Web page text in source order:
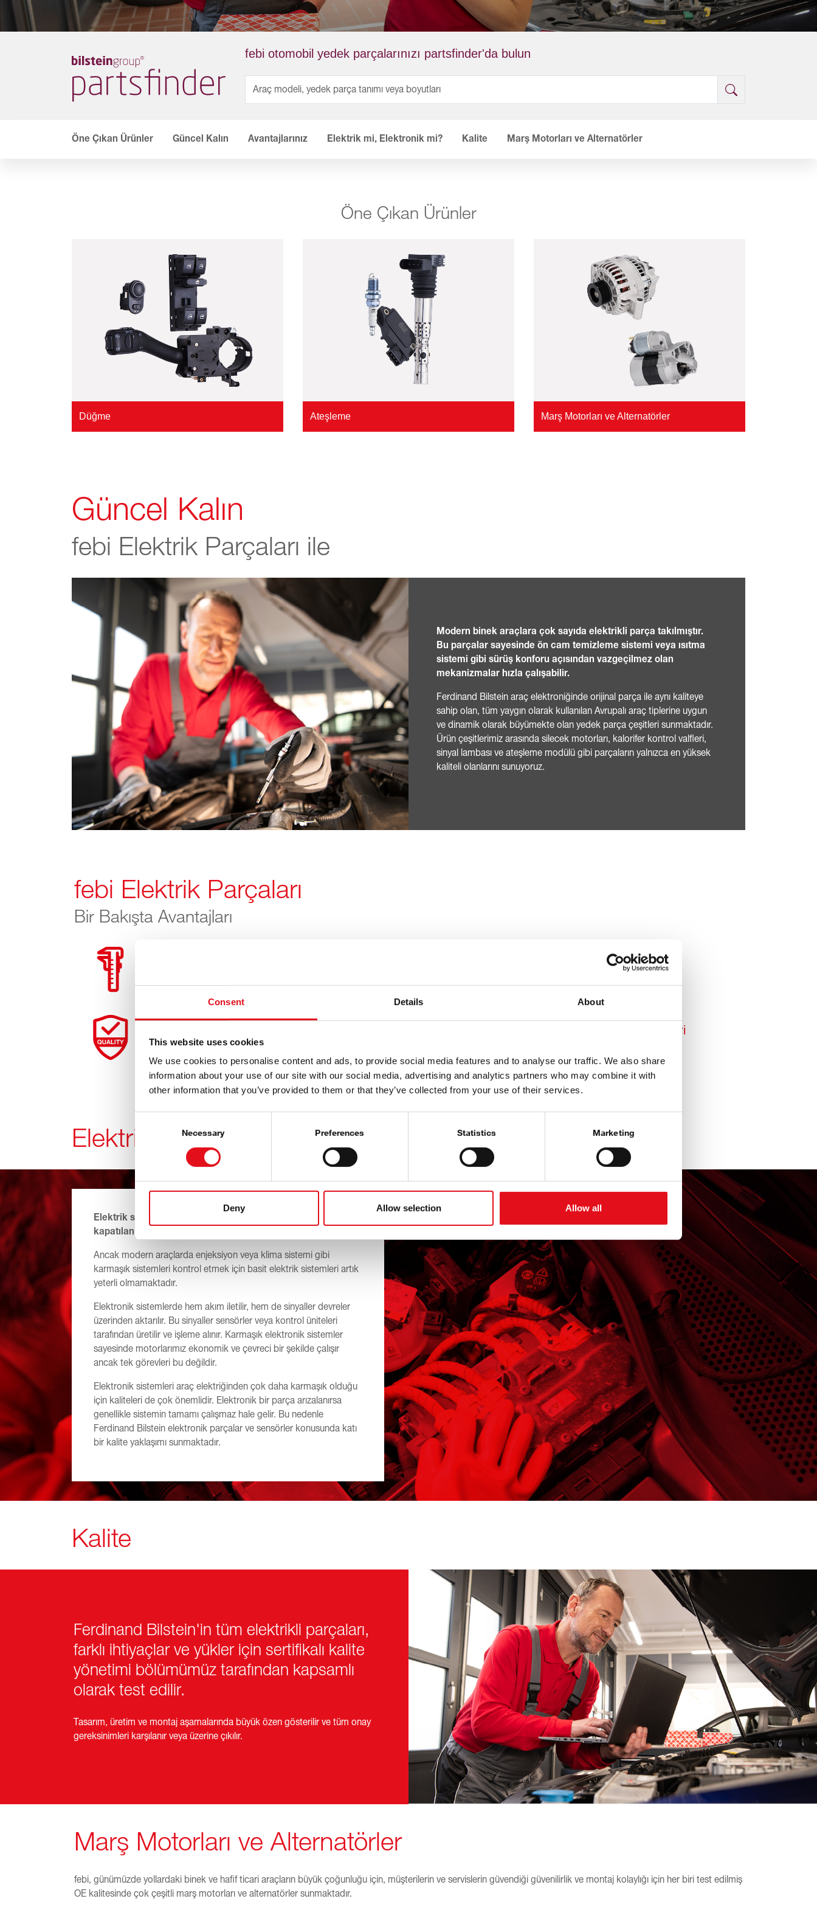
Consent Details About
This website uses cookies
We use cookies to personalise content and ads, to provide social media features and to analyse our traffic. We also share
information about your use of our site with our social media, advertising and analytics partners who may combine it with
other information that you’ve provided to them or that they’ve collected from your use of their services.
Selection
Necessary Preferences Statistics Marketing
Deny Allow selection Allow all
febi otomobil yedek parçalarınızı partsfinder'da bulun
Öne Çıkan Ürünler Güncel Kalın Avantajlarınız Elektrik mi, Elektronik mi? Kalite Marş Motorları ve Alternatörler
Öne Çıkan Ürünler
Düğme Ateşleme Marş Motorları ve Alternatörler
Güncel Kalın
febi Elektrik Parçaları ile
Modern binek araçlara çok sayıda elektrikli parça takılmıştır.
Bu parçalar sayesinde ön cam temizleme sistemi veya ısıtma
sistemi gibi sürüş konforu açısından vazgeçilmez olan
mekanizmalar hızla çalışabilir.
Ferdinand Bilstein araç elektroniğinde orijinal parça ile aynı kaliteye
sahip olan, tüm yaygın olarak kullanılan Avrupalı araç tiplerine uygun
ve dinamik olarak büyümekte olan yedek parça çeşitleri sunmaktadır.
Ürün çeşitlerimiz arasında silecek motorları, kalorifer kontrol valfleri,
sinyal lambası ve ateşleme modülü gibi parçaların yalnızca en yüksek
kaliteli olanlarını sunuyoruz.
febi Elektrik Parçaları
Bir Bakışta Avantajları
Katı kalite standartları
Güvenilir çalışma ve uzun ömür
Araç üreticilerinin tüm gereksinimleri
Elektrik mi, Elektronik mi?
Elektrik sözcüğü genellikle anahtar ve röleler ile açıp
kapatılan basit elektrik devreleri için kullanılır.
Ancak modern araçlarda enjeksiyon veya klima sistemi gibi
karmaşık sistemleri kontrol etmek için basit elektrik sistemleri artık
yeterli olmamaktadır.
Elektronik sistemlerde hem akım iletilir, hem de sinyaller devreler
üzerinden aktarılır. Bu sinyaller sensörler veya kontrol üniteleri
tarafından üretilir ve işleme alınır. Karmaşık elektronik sistemler
sayesinde motorlarımız ekonomik ve çevreci bir şekilde çalışır
ancak tek görevleri bu değildir.
Elektronik sistemleri araç elektriğinden çok daha karmaşık olduğu
için kaliteleri de çok önemlidir. Elektronik bir parça arızalanırsa
genellikle sistemin tamamı çalışmaz hale gelir. Bu nedenle
Ferdinand Bilstein elektronik parçalar ve sensörler konusunda katı
bir kalite yaklaşımı sunmaktadır.
Kalite
Ferdinand Bilstein'in tüm elektrikli parçaları,
farklı ihtiyaçlar ve yükler için sertifikalı kalite
yönetimi bölümümüz tarafından kapsamlı
olarak test edilir.
Tasarım, üretim ve montaj aşamalarında büyük özen gösterilir ve tüm onay
gereksinimleri karşılanır veya üzerine çıkılır.
Marş Motorları ve Alternatörler
febi, günümüzde yollardaki binek ve hafif ticari araçların büyük çoğunluğu için, müşterilerin ve servislerin güvendiği güvenilirlik ve montaj kolaylığı için her biri test edilmiş
OE kalitesinde çok çeşitli marş motorları ve alternatörler sunmaktadır.